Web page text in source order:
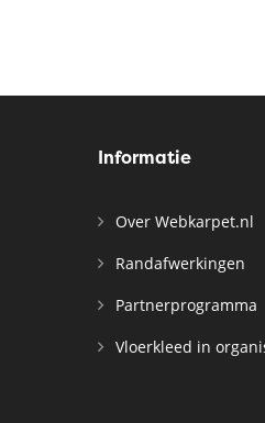
Informatie
Over Webkarpet.nl
Randafwerkingen
Partnerprogramma
Vloerkleed in